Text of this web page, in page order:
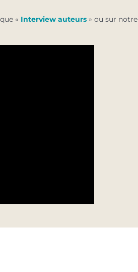
« Interview auteurs» ou sur notre